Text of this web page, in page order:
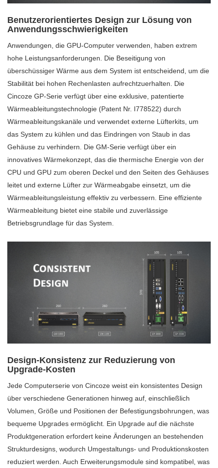
Benutzerorientiertes Design zur Lösung von
Anwendungsschwierigkeiten
Anwendungen, die GPU-Computer verwenden, haben extrem
hohe Leistungsanforderungen. Die Beseitigung von
überschüssiger Wärme aus dem System ist entscheidend, um die
Stabilität bei hohen Rechenlasten aufrechtzuerhalten. Die
Cincoze GP-Serie verfügt über eine exklusive, patentierte
Wärmeableitungstechnologie (Patent Nr. I778522) durch
Wärmeableitungskanäle und verwendet externe Lüfterkits, um
das System zu kühlen und das Eindringen von Staub in das
Gehäuse zu verhindern. Die GM-Serie verfügt über ein
innovatives Wärmekonzept, das die thermische Energie von der
CPU und GPU zum oberen Deckel und den Seiten des Gehäuses
leitet und externe Lüfter zur Wärmeabgabe einsetzt, um die
Wärmeableitungsleistung effektiv zu verbessern. Eine effiziente
Wärmeableitung bietet eine stabile und zuverlässige
Betriebsgrundlage für das System.
Design-Konsistenz zur Reduzierung von
Upgrade-Kosten
Jede Computerserie von Cincoze weist ein konsistentes Design
über verschiedene Generationen hinweg auf, einschließlich
Volumen, Größe und Positionen der Befestigungsbohrungen, was
bequeme Upgrades ermöglicht. Ein Upgrade auf die nächste
Produktgeneration erfordert keine Änderungen an bestehenden
Strukturdesigns, wodurch Umgestaltungs- und Produktionskosten
reduziert werden. Auch Erweiterungsmodule sind kompatibel, was